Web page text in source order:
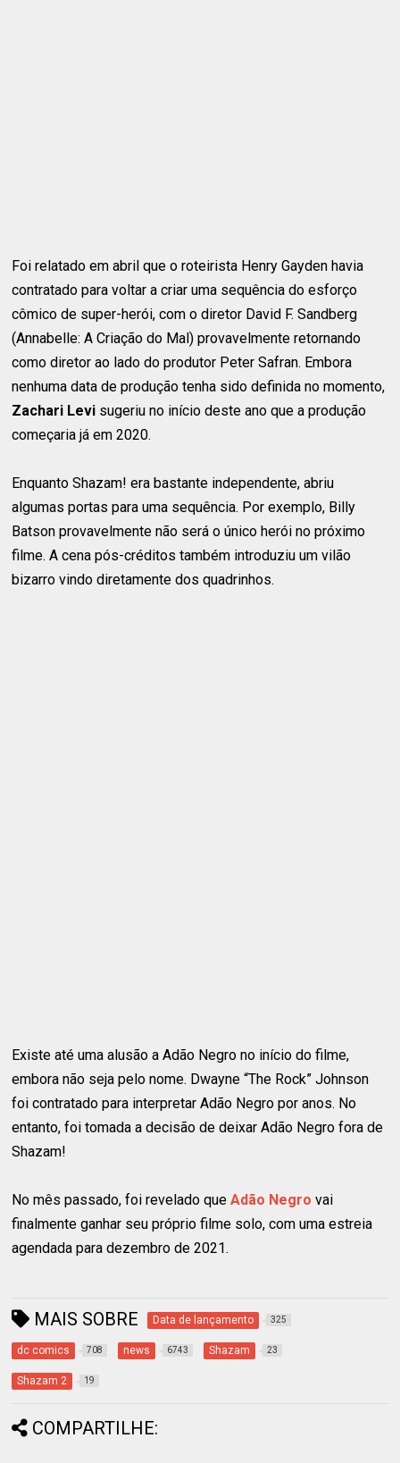
Foi relatado em abril que o roteirista Henry Gayden havia
contratado para voltar a criar uma sequência do esforço
cômico de super-herói, com o diretor David F. Sandberg
(Annabelle: A Criação do Mal) provavelmente retornando
como diretor ao lado do produtor Peter Safran. Embora
nenhuma data de produção tenha sido definida no momento,
Zachari Levi sugeriu no início deste ano que a produção
começaria já em 2020.
Enquanto Shazam! era bastante independente, abriu
algumas portas para uma sequência. Por exemplo, Billy
Batson provavelmente não será o único herói no próximo
filme. A cena pós-créditos também introduziu um vilão
bizarro vindo diretamente dos quadrinhos.
Existe até uma alusão a Adão Negro no início do filme,
embora não seja pelo nome. Dwayne “The Rock” Johnson
foi contratado para interpretar Adão Negro por anos. No
entanto, foi tomada a decisão de deixar Adão Negro fora de
Shazam!
No mês passado, foi revelado queAdão Negro vai
finalmente ganhar seu próprio filme solo, com uma estreia
agendada para dezembro de 2021.
MAIS SOBRE Data de lançamento 325
dc comics 708 news 6743 Shazam 23
Shazam 2 19
COMPARTILHE: